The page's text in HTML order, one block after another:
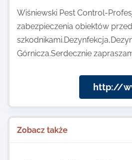
Najnowsze
Wiśniewski Pest Control-
zabezpieczenia obiektów przed
Górnicza.Serdecznie
http://
Zobacz także